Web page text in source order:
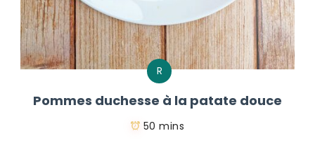
R
Pommes duchesse à la patate douce
50 mins